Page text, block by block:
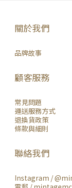
關於我們
品牌故事
顧客服務
常見問題
運送服務方式
退換貨政策
條款與細則
聯絡我們
Instagram /